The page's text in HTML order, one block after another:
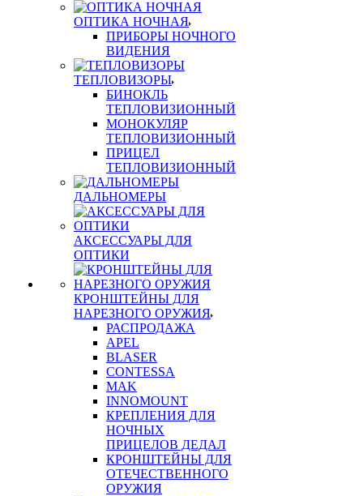
ОПТИКА НОЧНАЯ
ПРИБОРЫ НОЧНОГО
ВИДЕНИЯ
ТЕПЛОВИЗОРЫ
БИНОКЛЬ
ТЕПЛОВИЗИОННЫЙ
МОНОКУЛЯР
ТЕПЛОВИЗИОННЫЙ
ПРИЦЕЛ
ТЕПЛОВИЗИОННЫЙ
ДАЛЬНОМЕРЫ
АКСЕССУАРЫ ДЛЯ
ОПТИКИ
КРОНШТЕЙНЫ ДЛЯ
НАРЕЗНОГО ОРУЖИЯ
РАСПРОДАЖА
APEL
BLASER
CONTESSA
MAK
INNOMOUNT
КРЕПЛЕНИЯ ДЛЯ
НОЧНЫХ
ПРИЦЕЛОВ ДЕДАЛ
КРОНШТЕЙНЫ ДЛЯ
ОТЕЧЕСТВЕННОГО
ОРУЖИЯ